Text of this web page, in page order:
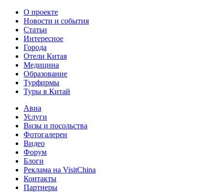
О проекте
Новости и события
Статьи
Интересное
Города
Отели Китая
Медицина
Образование
Турфирмы
Туры в Китай
Авиа
Услуги
Визы и посольства
Фотогалереи
Видео
Форум
Блоги
Реклама на VisitChina
Контакты
Партнеры